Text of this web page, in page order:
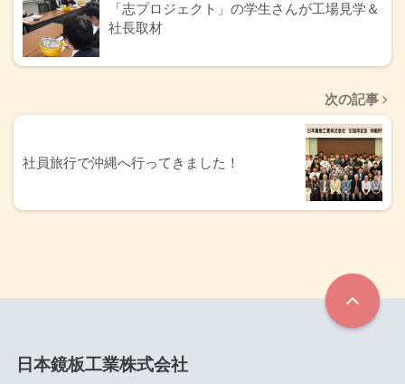
「志プロジェクト」の学生さんが工場見学＆
社長取材
次の記事
社員旅行で沖縄へ行ってきました！
日本鏡板工業株式会社